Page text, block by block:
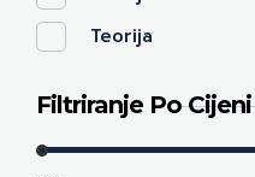
Teorija
Filtriranje Po Cijeni